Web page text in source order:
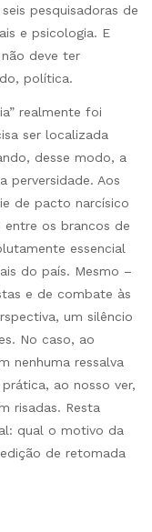
pesquisadoras de
e psicologia. E
deve ter
política.
realmente foi
ser localizada
desse modo, a
perversidade. Aos
de pacto narcísico
os brancos de
essencial
do país. Mesmo –
e de combate às
um silêncio
No caso, ao
nenhuma ressalva
ao nosso ver,
risadas. Resta
qual o motivo da
de retomada